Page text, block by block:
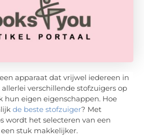
apparaat dat vrijwel iedereen in
verschillende stofzuigers op
hun eigen eigenschappen. Hoe
de beste stofzuiger? Met
wordt het selecteren van een
stuk makkelijker.